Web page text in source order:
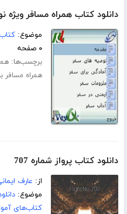
دانلود کتاب همراه مسافر ویژه
موضوع:
۰ صفحه
برچسب‌ها:
همراه مسافر
دانلود کتاب پرواز شماره 707
از: عارف
موضوع:
کتاب‌های